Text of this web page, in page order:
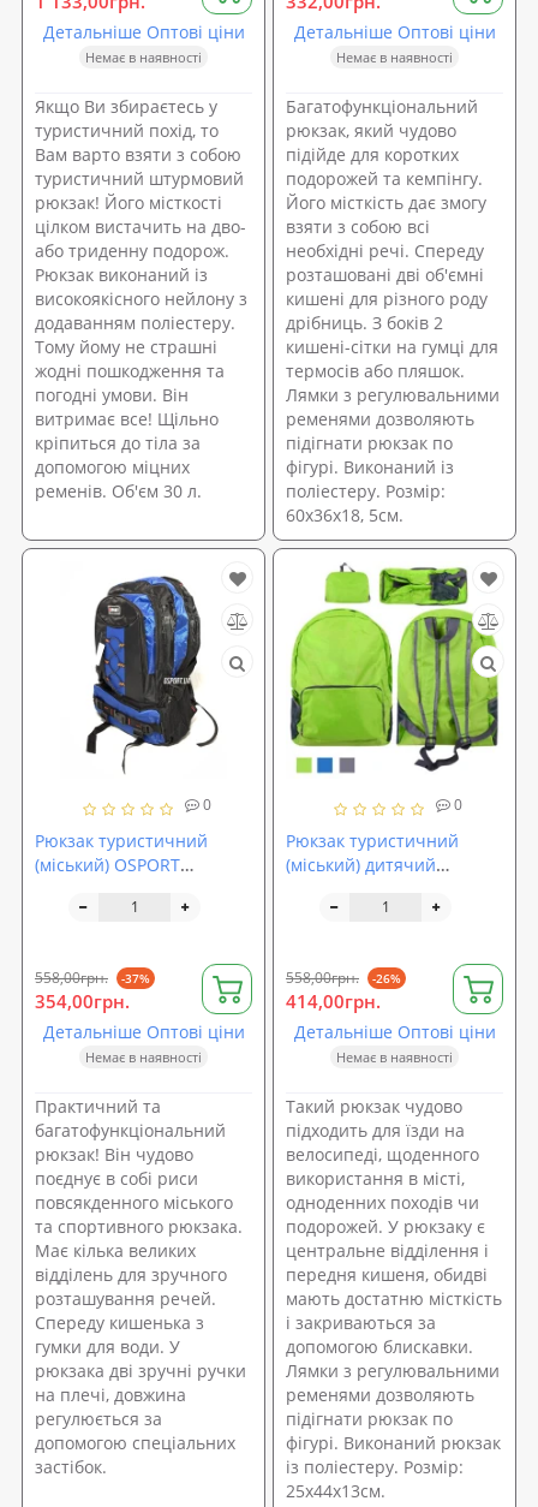
Детальніше Оптові ціни
Немає в наявності
Якщо Ви збираєтесь у
туристичний похід, то
Вам варто взяти з собою
туристичний штурмовий
рюкзак! Його місткості
цілком вистачить на дво-
або триденну подорож.
Рюкзак виконаний із
високоякісного нейлону з
додаванням поліестеру.
Тому йому не страшні
жодні пошкодження та
погодні умови. Він
витримає все! Щільно
кріпиться до тіла за
допомогою міцних
ременів. Об'єм 30 л.
Детальніше Оптові ціни
Немає в наявності
Багатофункціональний
рюкзак, який чудово
підійде для коротких
подорожей та кемпінгу.
Його місткість дає змогу
взяти з собою всі
необхідні речі. Спереду
розташовані дві об'ємні
кишені для різного роду
дрібниць. З боків 2
кишені-сітки на гумці для
термосів або пляшок.
Лямки з регулювальними
ременями дозволяють
підігнати рюкзак по
фігурі. Виконаний із
поліестеру. Розмір:
60х36х18, 5см.
0
Рюкзак туристичний
(міський) OSPORT
558,00грн. -37%
354,00грн.
Детальніше Оптові ціни
Немає в наявності
Практичний та
багатофункціональний
рюкзак! Він чудово
поєднує в собі риси
повсякденного міського
та спортивного рюкзака.
Має кілька великих
відділень для зручного
розташування речей.
Спереду кишенька з
гумки для води. У
рюкзака дві зручні ручки
на плечі, довжина
регулюється за
допомогою спеціальних
застібок.
0
Рюкзак туристичний
(міський) дитячий
(R15645)
558,00грн. -26%
414,00грн.
Детальніше Оптові ціни
Немає в наявності
Такий рюкзак чудово
підходить для їзди на
велосипеді, щоденного
використання в місті,
одноденних походів чи
подорожей. У рюкзаку є
центральне відділення і
передня кишеня, обидві
мають достатню місткість
і закриваються за
допомогою блискавки.
Лямки з регулювальними
ременями дозволяють
підігнати рюкзак по
фігурі. Виконаний рюкзак
із поліестеру. Розмір:
25х44х13см.